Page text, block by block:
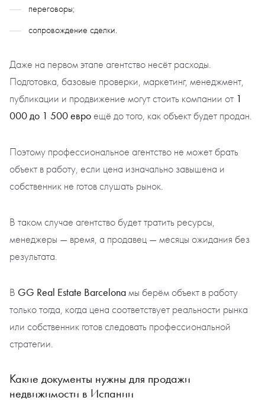
переговоры;
сопровождение сделки.
Даже на первом этапе агентство несёт расходы.
Подготовка, базовые проверки, маркетинг, менеджмент,
публикации и продвижение могут стоить компании от 1
000 до 1 500 евроещё до того, как объект будет продан.
Поэтому профессиональное агентство не может брать
объект в работу, если цена изначально завышена и
собственник не готов слушать рынок.
В таком случае агентство будет тратить ресурсы,
менеджеры — время, а продавец — месяцы ожидания без
результата.
В GG Real Estate Barcelonaмы берём объект в работу
только тогда, когда цена соответствует реальности рынка
или собственник готов следовать профессиональной
стратегии.
Какие документы нужны для продажи
недвижимости в Испании